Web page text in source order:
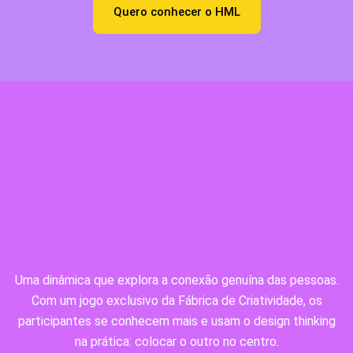
Quero conhecer o HML​
Uma dinâmica que explora a conexão genuína das pessoas.
Com um jogo exclusivo da Fábrica de Criatividade, os
participantes se conhecem mais e usam o design thinking
na prática: colocar o outro no centro.